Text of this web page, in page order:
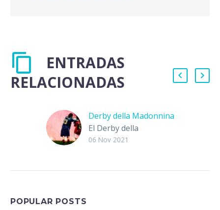
ENTRADAS
RELACIONADAS
Derby della Madonnina
El Derby della
Madonnina es uno de
06 Nov 2021
POPULAR POSTS